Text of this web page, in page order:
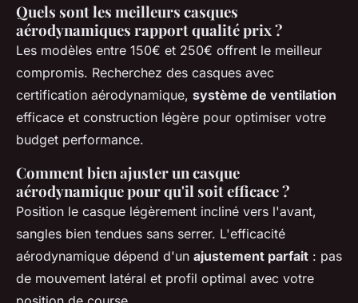
Quels sont les meilleurs casques
aérodynamiques rapport qualité prix ?
Les modèles entre 150€ et 250€ offrent le meilleur
compromis. Recherchez des casques avec
certification aérodynamique, système de ventilation
efficace et construction légère pour optimiser votre
budget performance.
Comment bien ajuster un casque
aérodynamique pour qu'il soit efficace ?
Position le casque légèrement incliné vers l'avant,
sangles bien tendues sans serrer. L'efficacité
aérodynamique dépend d'un ajustement parfait : pas
de mouvement latéral et profil optimal avec votre